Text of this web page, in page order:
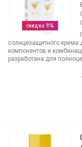
скидка 9%
солнцезащитного крема
компонентов и
разработана для